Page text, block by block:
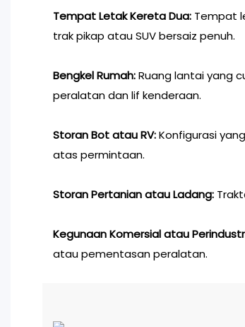
Tempat Letak Kereta Dua: Tempat
trak pikap atau SUV bersaiz penuh.
Bengkel Rumah:Ruang lantai yang
peralatan dan lif kenderaan.
Storan Bot atau RV:Konfigurasi
atas permintaan.
Storan Pertanian atau Ladang:
Kegunaan Komersial atau
atau pementasan peralatan.